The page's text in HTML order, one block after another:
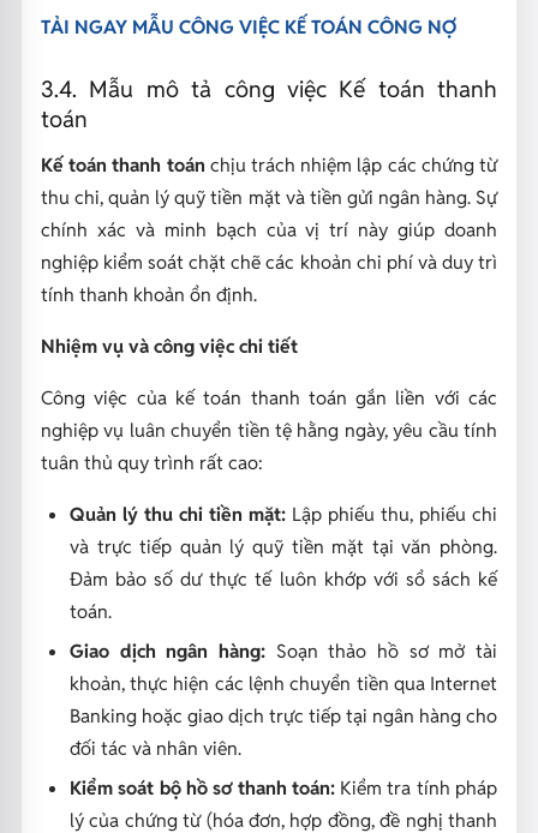
TẢI NGAY MẪU CÔNG VIỆC KẾ TOÁN CÔNG NỢ
3.4. Mẫu mô tả công việc Kế toán thanh
toán
Kế toán thanh toán chịu trách nhiệm lập các chứng từ
thu chi, quản lý quỹ tiền mặt và tiền gửi ngân hàng. Sự
chính xác và minh bạch của vị trí này giúp doanh
nghiệp kiểm soát chặt chẽ các khoản chi phí và duy trì
tính thanh khoản ổn định.
Nhiệm vụ và công việc chi tiết
Công việc của kế toán thanh toán gắn liền với các
nghiệp vụ luân chuyển tiền tệ hằng ngày, yêu cầu tính
tuân thủ quy trình rất cao:
Quản lý thu chi tiền mặt: Lập phiếu thu, phiếu chi
và trực tiếp quản lý quỹ tiền mặt tại văn phòng.
Đảm bảo số dư thực tế luôn khớp với sổ sách kế
toán.
Giao dịch ngân hàng:Soạn thảo hồ sơ mở tài
khoản, thực hiện các lệnh chuyển tiền qua Internet
Banking hoặc giao dịch trực tiếp tại ngân hàng cho
đối tác và nhân viên.
Kiểm soát bộ hồ sơ thanh toán:Kiểm tra tính pháp
lý của chứng từ (hóa đơn, hợp đồng, đề nghị thanh